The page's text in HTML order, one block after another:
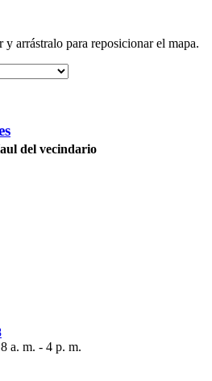
arrástralo para reposicionar el mapa.
del vecindario
a. m. - 4 p. m.